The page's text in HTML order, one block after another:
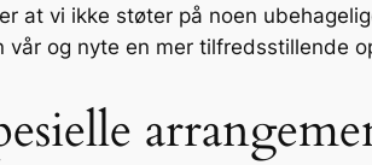
at vi ikke støter på noen
og nyte en mer tilfredsstillende